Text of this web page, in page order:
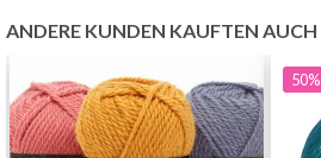
ANDERE KUNDEN KAUFTEN AUCH
50%